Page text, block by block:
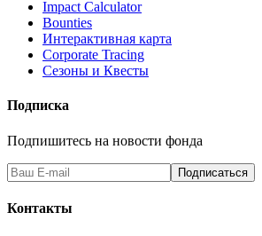
Impact Calculator
Bounties
Интерактивная карта
Corporate Tracing
Сезоны и Квесты
Подписка
Подпишитесь на новости фонда
Подписаться
Контакты